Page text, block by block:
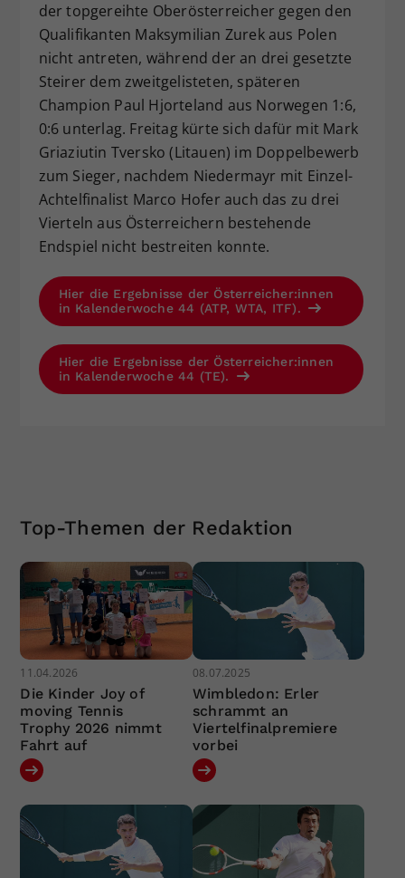
der topgereihte Oberösterreicher gegen den
Qualifikanten Maksymilian Zurek aus Polen
nicht antreten, während der an drei gesetzte
Steirer dem zweitgelisteten, späteren
Champion Paul Hjorteland aus Norwegen 1:6,
0:6 unterlag. Freitag kürte sich dafür mit Mark
Griaziutin Tversko (Litauen) im Doppelbewerb
zum Sieger, nachdem Niedermayr mit Einzel-
Achtelfinalist Marco Hofer auch das zu drei
Vierteln aus Österreichern bestehende
Endspiel nicht bestreiten konnte.
Hier die Ergebnisse der Österreicher:innen
in Kalenderwoche 44 (ATP, WTA, ITF).
Hier die Ergebnisse der Österreicher:innen
in Kalenderwoche 44 (TE).
Top-Themen der Redaktion
11.04.2026
Die Kinder Joy of
moving Tennis
Trophy 2026 nimmt
Fahrt auf
08.07.2025
Wimbledon: Erler
schrammt an
Viertelfinalpremiere
vorbei